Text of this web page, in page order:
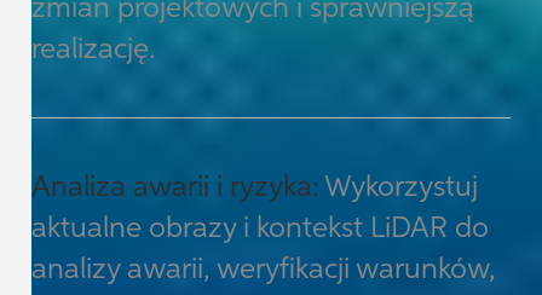
zmian projektowych i sprawniejszą
realizację.
Analiza awarii i ryzyka: Wykorzystuj
aktualne obrazy i kontekst LiDAR do
analizy awarii, weryfikacji warunków,